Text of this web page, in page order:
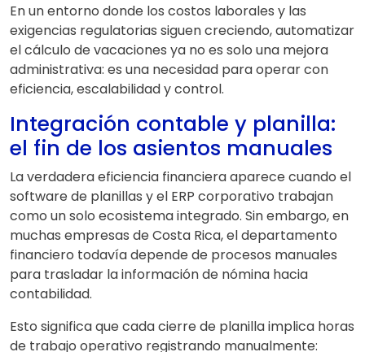
En un entorno donde los costos laborales y las
exigencias regulatorias siguen creciendo, automatizar
el cálculo de vacaciones ya no es solo una mejora
administrativa: es una necesidad para operar con
eficiencia, escalabilidad y control.
Integración contable y planilla:
el fin de los asientos manuales
La verdadera eficiencia financiera aparece cuando el
software de planillas y el ERP corporativo trabajan
como un solo ecosistema integrado. Sin embargo, en
muchas empresas de Costa Rica, el departamento
financiero todavía depende de procesos manuales
para trasladar la información de nómina hacia
contabilidad.
Esto significa que cada cierre de planilla implica horas
de trabajo operativo registrando manualmente: